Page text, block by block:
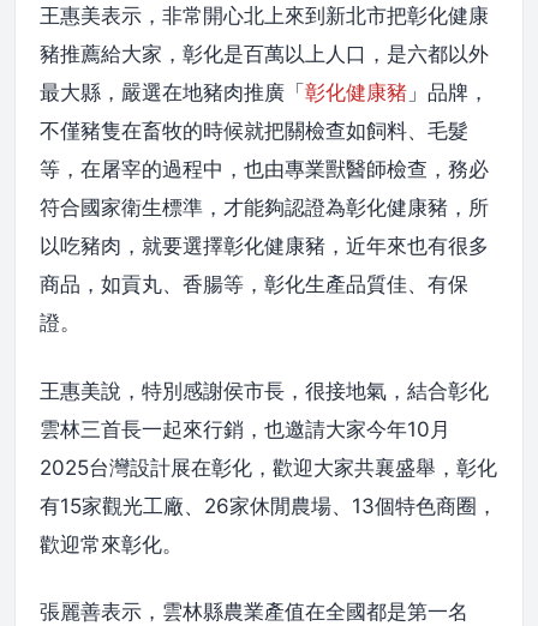
王惠美表示，非常開心北上來到新北市把彰化健康
豬推薦給大家，彰化是百萬以上人口，是六都以外
最大縣，嚴選在地豬肉推廣「彰化健康豬 」品牌，
不僅豬隻在畜牧的時候就把關檢查如飼料、毛髮
等，在屠宰的過程中，也由專業獸醫師檢查，務必
符合國家衛生標準，才能夠認證為彰化健康豬，所
以吃豬肉，就要選擇彰化健康豬，近年來也有很多
商品，如貢丸、香腸等，彰化生產品質佳、有保
證。
王惠美說，特別感謝侯市長，很接地氣，結合彰化
雲林三首長一起來行銷，也邀請大家今年10月
2025台灣設計展在彰化，歡迎大家共襄盛舉，彰化
有15家觀光工廠、26家休閒農場、13個特色商圈，
歡迎常來彰化。
張麗善表示，雲林縣農業產值在全國都是第一名